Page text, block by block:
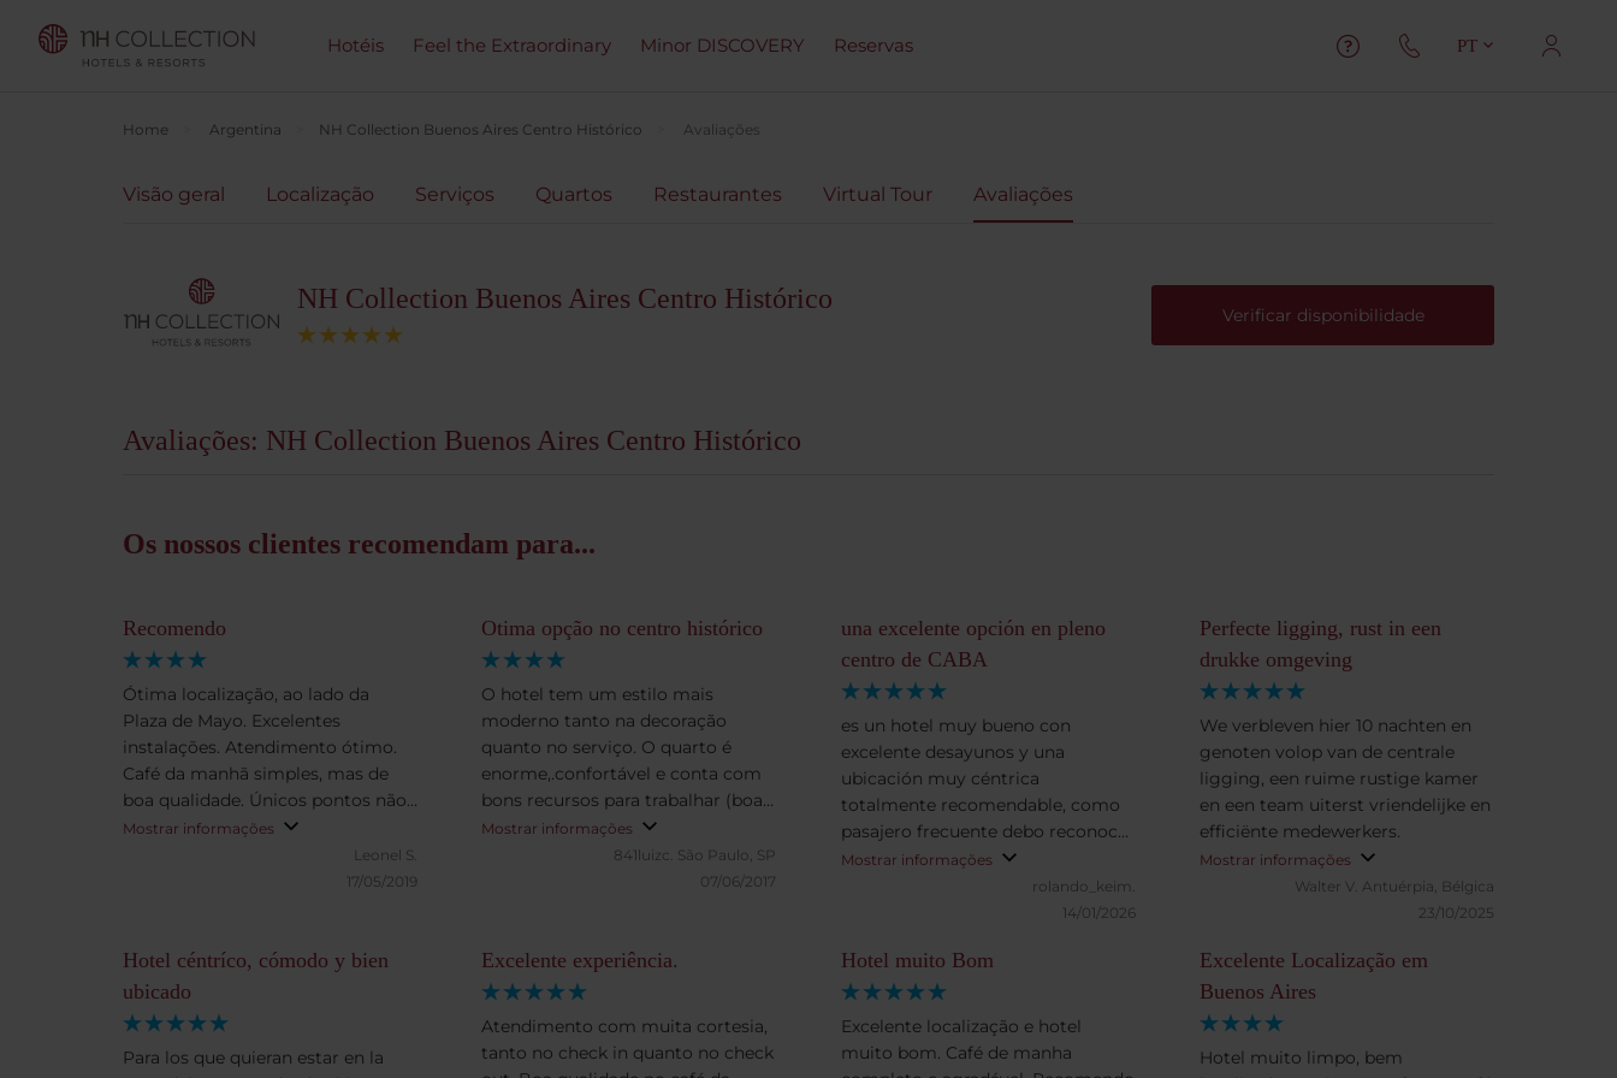
Hotéis Feel the Extraordinary Minor DISCOVERY Reservas PT
Home Argentina NH Collection Buenos Aires Centro Histórico Avaliações
Visão geral Localização Serviços Quartos Restaurantes Virtual Tour Avaliações
NH Collection Buenos Aires Centro Histórico
Verificar disponibilidade
Avaliações: NH Collection Buenos Aires Centro Histórico
Os nossos clientes recomendam para...
Excelente experiência.
Atendimento com muita cortesia,
tanto no check in quanto no check
Hotel muito Bom
Excelente localização e hotel
muito bom. Café de manha
Excelente Localização em
Buenos Aires
Hotel muito limpo, bem
Recomendo
Ótima localização, ao lado da
Plaza de Mayo. Excelentes
instalações. Atendimento ótimo.
Café da manhã simples, mas de
boa qualidade. Únicos pontos não
positivos foram o chuveiro fraco e
o bar depois das 23h. Messmos
Mostrar informações
Leonel S.
17/05/2019
Otima opção no centro histórico
O hotel tem um estilo mais
moderno tanto na decoração
quanto no serviço. O quarto é
enorme,.confortável e conta com
bons recursos para trabalhar (boa
internet wifi e mesa de trabalho. O
cafe da manhã é muito bom e o
salão fica em um andar alto
Mostrar informações
841luizc. São Paulo, SP
07/06/2017
una excelente opción en pleno
centro de CABA
es un hotel muy bueno con
excelente desayunos y una
ubicación muy céntrica
totalmente recomendable, como
pasajero frecuente debo reconocer
que siempre estoy bien atendido y
el personal es maravilloso
Mostrar informações
rolando_keim.
14/01/2026
Perfecte ligging, rust in een
drukke omgeving
We verbleven hier 10 nachten en
genoten volop van de centrale
ligging, een ruime rustige kamer
en een team uiterst vriendelijke en
efficiënte medewerkers.
Mostrar informações
Walter V. Antuérpia, Bélgica
23/10/2025
Hotel céntríco, cómodo y bien
ubicado
Para los que quieran estar en la